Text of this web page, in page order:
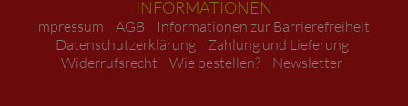
INFORMATIONEN
Impressum AGB
Informationen zur Barrierefreiheit
Datenschutzerklärung
Zahlung und Lieferung
Widerrufsrecht
Wie bestellen? Newsletter